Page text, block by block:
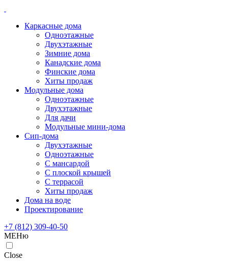
Каркасные дома
Одноэтажные
Двухэтажные
Зимние дома
Канадские дома
Финские дома
Хиты продаж
Модульные дома
Одноэтажные
Двухэтажные
Для дачи
Модульные мини-дома
Сип-дома
Двухэтажные
Одноэтажные
С мансардой
С плоской крышей
С террасой
Хиты продаж
Дома на воде
Проектирование
+7 (812) 309-40-50
МЕНю
Close